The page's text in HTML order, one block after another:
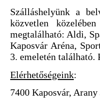
Szálláshelyünk a
közvetlen
megtalálható: Aldi,
Kaposvár Aréna,
3. emeletén található.
Elérhetőségeink:
7400 Kaposvár, Arany